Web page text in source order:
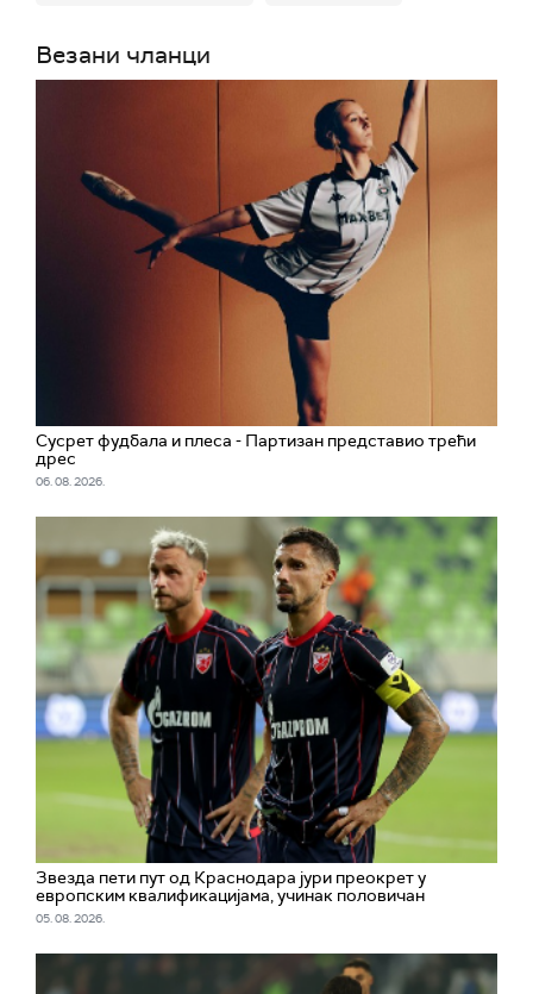
Везани чланци
Сусрет фудбала и плеса - Партизан представио трећи
дрес
06. 08. 2026.
Звезда пети пут од Краснодара јури преокрет у
европским квалификацијама, учинак половичан
05. 08. 2026.